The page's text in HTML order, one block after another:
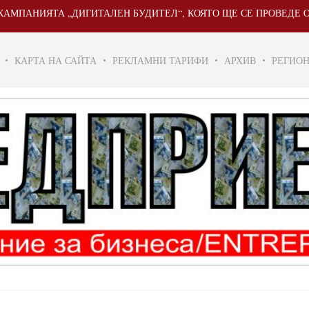
„ДИГИТАЛЕН БУДИТЕЛ“, КОЯТО ЩЕ СЕ ПРОВЕДЕ ОТ 20
КАРТА НА САЙТА РЕКЛАМНИ ТАРИФИ АРХИВ